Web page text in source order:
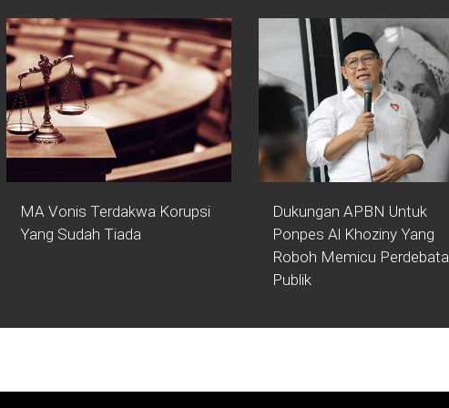
MA Vonis Terdakwa Korupsi
Yang Sudah Tiada
Dukungan APBN Untuk
Ponpes Al Khoziny Yang
Roboh Memicu
Publik